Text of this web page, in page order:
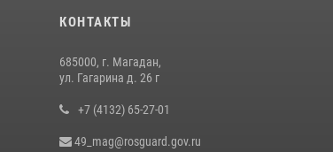
КОНТАКТЫ
685000, г. Магадан,
ул. Гагарина д. 26 г
+7 (4132) 65-27-01
49_mag@rosguard.gov.ru